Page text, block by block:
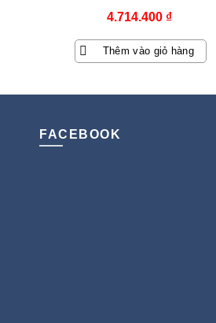
4.714.400 ₫
Thêm vào giỏ hàng
FACEBOOK